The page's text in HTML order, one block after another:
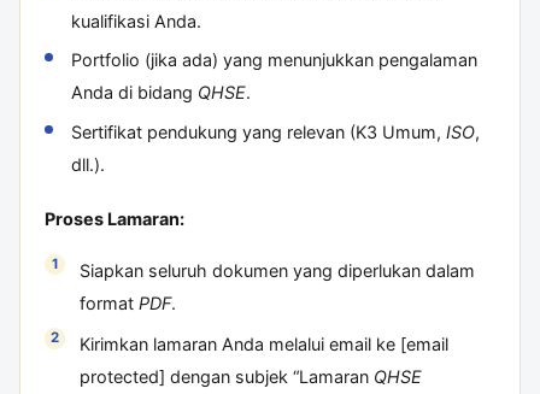
kualifikasi Anda.
Portfolio (jika ada) yang menunjukkan pengalaman
Anda di bidang QHSE.
Sertifikat pendukung yang relevan (K3 Umum, ISO,
dll.).
Proses Lamaran:
Siapkan seluruh dokumen yang diperlukan dalam
format PDF.
Kirimkan lamaran Anda melalui email ke [email
protected] dengan subjek “Lamaran QHSE